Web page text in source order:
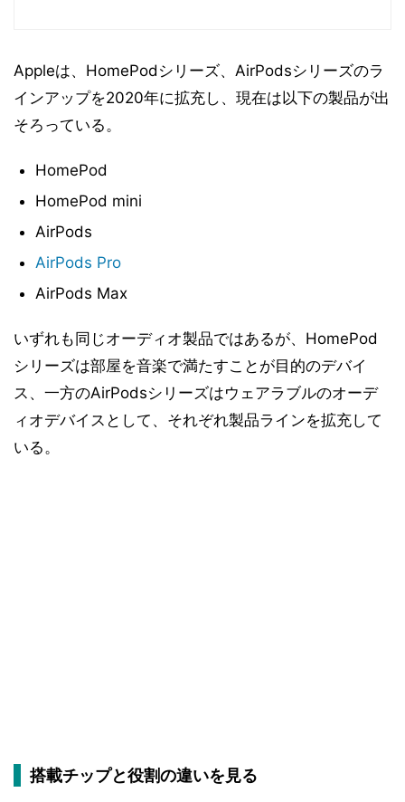
Appleは、HomePodシリーズ、AirPodsシリーズのラ
インアップを2020年に拡充し、現在は以下の製品が出
そろっている。
HomePod
HomePod mini
AirPods
AirPods Pro
AirPods Max
いずれも同じオーディオ製品ではあるが、HomePod
シリーズは部屋を音楽で満たすことが目的のデバイ
ス、一方のAirPodsシリーズはウェアラブルのオーデ
ィオデバイスとして、それぞれ製品ラインを拡充して
いる。
搭載チップと役割の違いを見る